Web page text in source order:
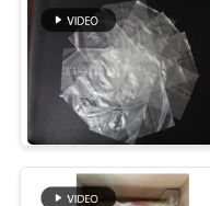
SOLICITAR
UNA CITA
MAPA